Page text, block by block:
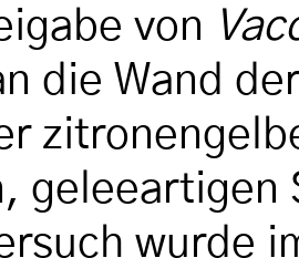
von
die Wand
geleeartigen
wurde